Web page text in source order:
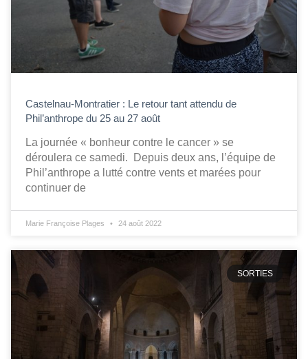
Castelnau-Montratier : Le retour tant attendu de
Phil’anthrope du 25 au 27 août
La journée « bonheur contre le cancer » se
déroulera ce samedi. Depuis deux ans, l’équipe de
Phil’anthrope a lutté contre vents et marées pour
continuer de
Marie Françoise Plages 24 août 2022
SORTIES